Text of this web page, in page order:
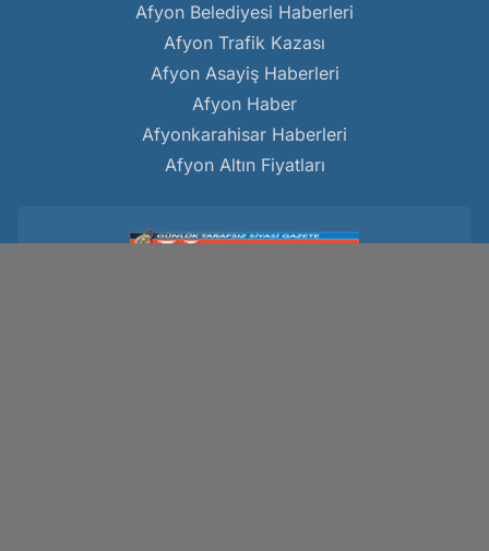
Afyon Belediyesi Haberleri
Afyon Trafik Kazası
Afyon Asayiş Haberleri
Afyon Haber
Afyonkarahisar Haberleri
Afyon Altın Fiyatları